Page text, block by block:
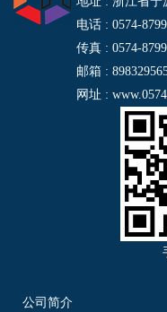
电话 : 0574-
传真 : 0574-
邮箱 :
网址 :
公司简介